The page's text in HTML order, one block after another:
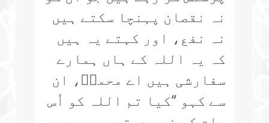
نہ نقصان پہنچا سکتے ہیں
نہ نفع، اور کہتے یہ ہیں
کہ یہ اللہ کے ہاں ہمارے
سفارشی ہیں اے محمدؐ، ان
سے کہو “کیا تم اللہ کو اُس